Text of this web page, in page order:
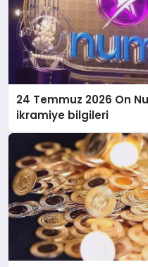
24 Temmuz 2026 On
ikramiye bilgileri